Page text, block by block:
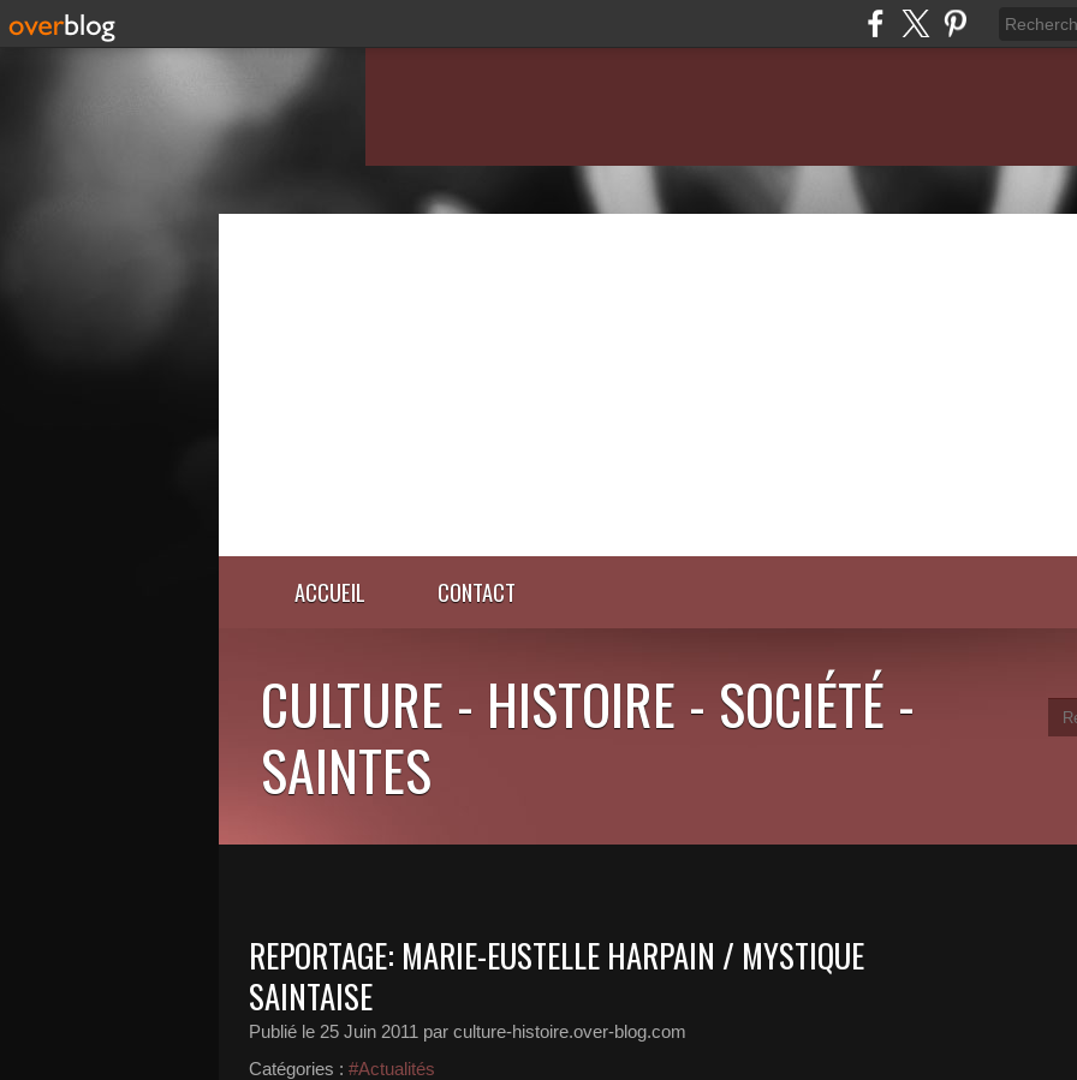
ACCUEIL CONTACT
CULTURE - HISTOIRE - SOCIÉTÉ -
SAINTES
REPORTAGE: MARIE-EUSTELLE HARPAIN / MYSTIQUE
SAINTAISE
Publié le 25 Juin 2011 par culture-histoire.over-blog.com
Catégories : #Actualités